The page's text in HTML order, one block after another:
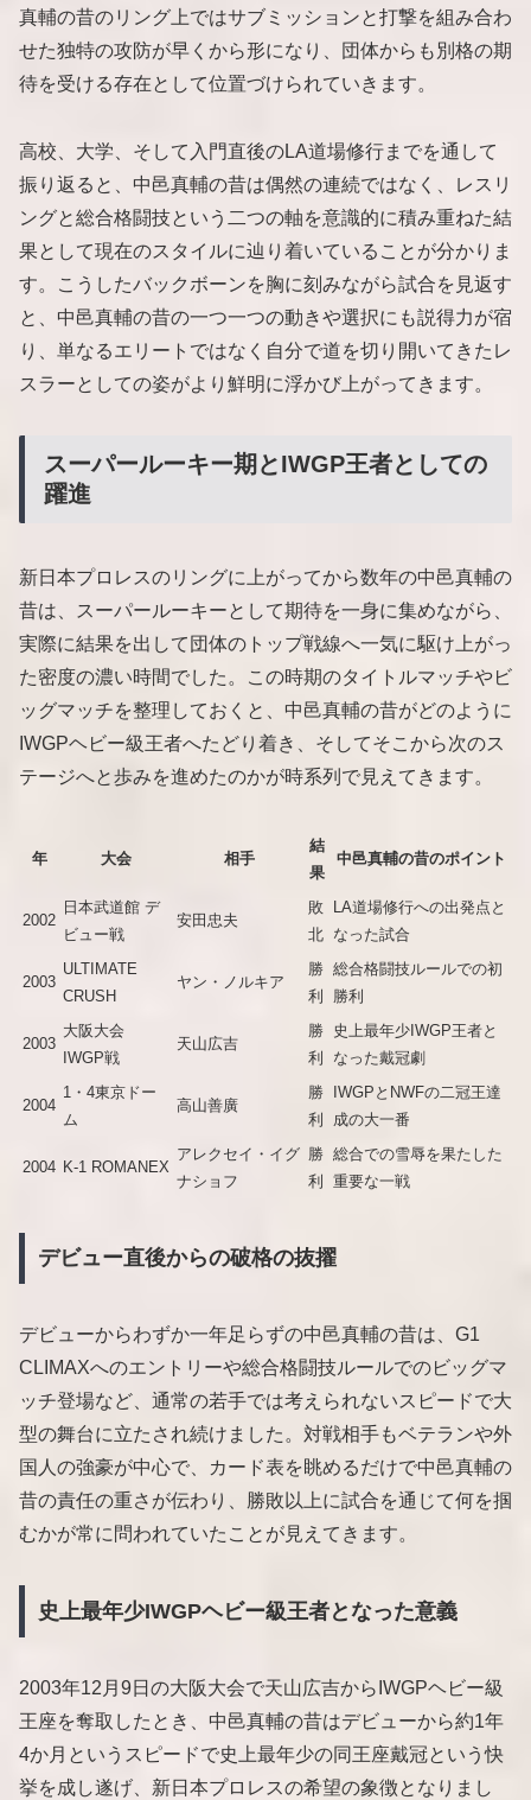
真輔の昔のリング上ではサブミッションと打撃を組み合わ
せた独特の攻防が早くから形になり、団体からも別格の期
待を受ける存在として位置づけられていきます。
高校、大学、そして入門直後のLA道場修行までを通して
振り返ると、中邑真輔の昔は偶然の連続ではなく、レスリ
ングと総合格闘技という二つの軸を意識的に積み重ねた結
果として現在のスタイルに辿り着いていることが分かりま
す。こうしたバックボーンを胸に刻みながら試合を見返す
と、中邑真輔の昔の一つ一つの動きや選択にも説得力が宿
り、単なるエリートではなく自分で道を切り開いてきたレ
スラーとしての姿がより鮮明に浮かび上がってきます。
スーパールーキー期とIWGP王者としての
躍進
新日本プロレスのリングに上がってから数年の中邑真輔の
昔は、スーパールーキーとして期待を一身に集めながら、
実際に結果を出して団体のトップ戦線へ一気に駆け上がっ
た密度の濃い時間でした。この時期のタイトルマッチやビ
ッグマッチを整理しておくと、中邑真輔の昔がどのように
IWGPヘビー級王者へたどり着き、そしてそこから次のス
テージへと歩みを進めたのかが時系列で見えてきます。
年 大会 相手
結
果
中邑真輔の昔のポイント
2002
日本武道館 デ
ビュー戦
安田忠夫
敗
北
LA道場修行への出発点と
なった試合
2003
ULTIMATE
CRUSH
ヤン・ノルキア
勝
利
総合格闘技ルールでの初
勝利
2003
大阪大会
IWGP戦
天山広吉
勝
利
史上最年少IWGP王者と
なった戴冠劇
2004
1・4東京ドー
ム
高山善廣
勝
利
IWGPとNWFの二冠王達
成の大一番
2004 K-1 ROMANEX
アレクセイ・イグ
ナショフ
勝
利
総合での雪辱を果たした
重要な一戦
デビュー直後からの破格の抜擢
デビューからわずか一年足らずの中邑真輔の昔は、G1
CLIMAXへのエントリーや総合格闘技ルールでのビッグマ
ッチ登場など、通常の若手では考えられないスピードで大
型の舞台に立たされ続けました。対戦相手もベテランや外
国人の強豪が中心で、カード表を眺めるだけで中邑真輔の
昔の責任の重さが伝わり、勝敗以上に試合を通じて何を掴
むかが常に問われていたことが見えてきます。
史上最年少IWGPヘビー級王者となった意義
2003年12月9日の大阪大会で天山広吉からIWGPヘビー級
王座を奪取したとき、中邑真輔の昔はデビューから約1年
4か月というスピードで史上最年少の同王座戴冠という快
挙を成し遂げ、新日本プロレスの希望の象徴となりまし